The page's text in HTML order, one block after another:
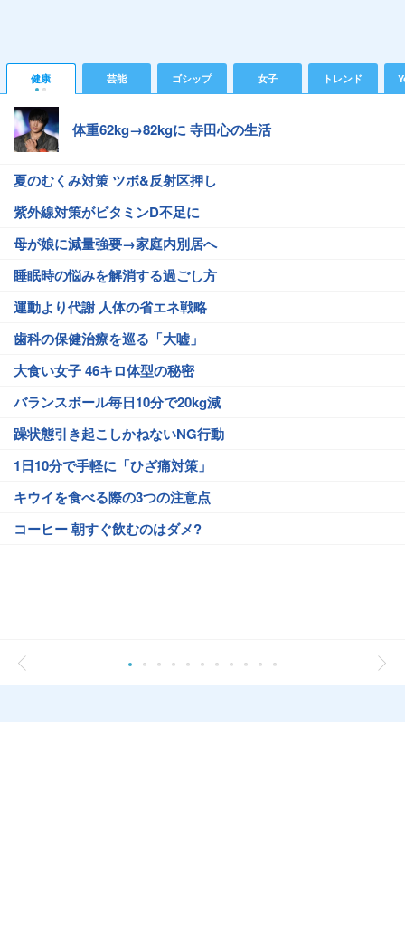
健康 芸能 ゴシップ 女子 トレンド
体重62kg→82kgに 寺田心の生活
夏のむくみ対策 ツボ&反射区押し
紫外線対策がビタミンD不足に
母が娘に減量強要→家庭内別居へ
睡眠時の悩みを解消する過ごし方
運動より代謝 人体の省エネ戦略
歯科の保健治療を巡る「大嘘」
大食い女子 46キロ体型の秘密
バランスボール毎日10分で20kg減
躁状態引き起こしかねないNG行動
1日10分で手軽に「ひざ痛対策」
キウイを食べる際の3つの注意点
コーヒー 朝すぐ飲むのはダメ?